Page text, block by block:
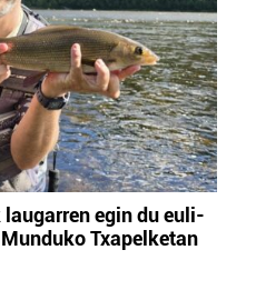
egin du euli-
Txapelketan